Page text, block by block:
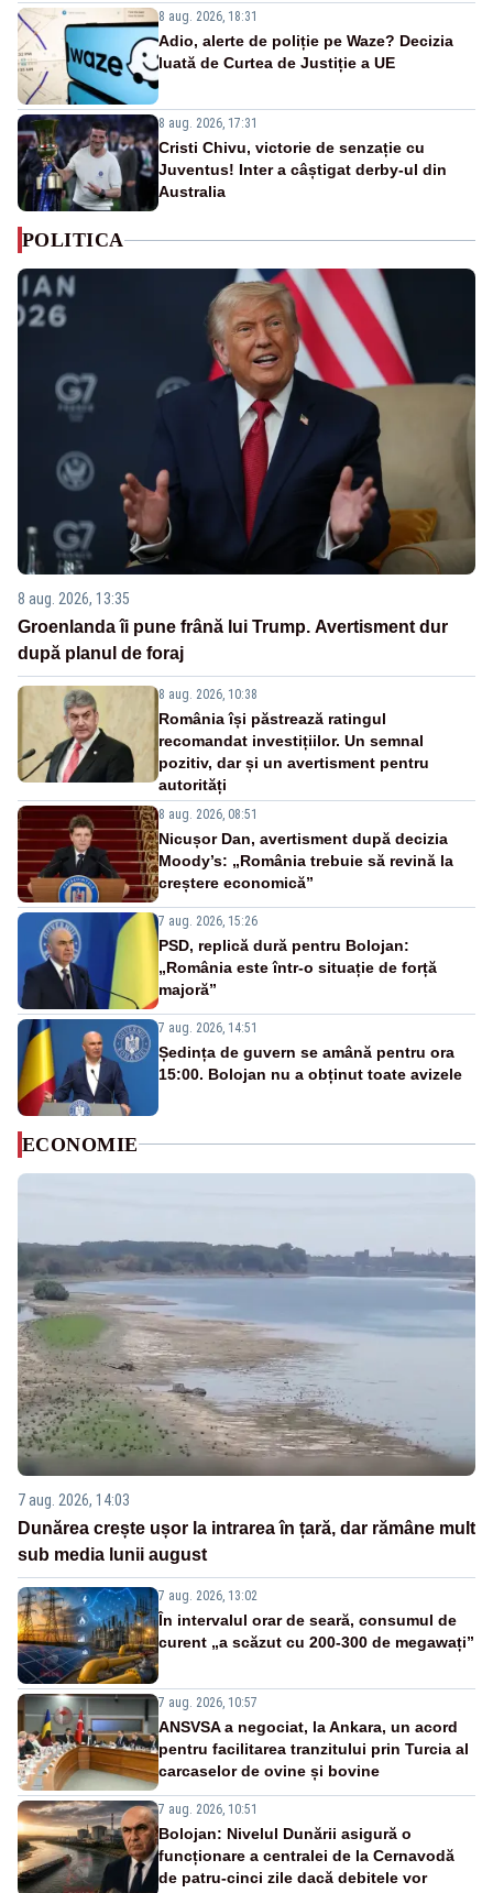
8 aug. 2026, 18:31
Adio, alerte de poliție pe Waze? Decizia
luată de Curtea de Justiție a UE
8 aug. 2026, 17:31
Cristi Chivu, victorie de senzație cu
Juventus! Inter a câștigat derby-ul din
Australia
POLITICA
8 aug. 2026, 13:35
Groenlanda îi pune frână lui Trump. Avertisment dur
după planul de foraj
8 aug. 2026, 10:38
România își păstrează ratingul
recomandat investițiilor. Un semnal
pozitiv, dar și un avertisment pentru
autorități
8 aug. 2026, 08:51
Nicușor Dan, avertisment după decizia
Moody’s: „România trebuie să revină la
creștere economică”
7 aug. 2026, 15:26
PSD, replică dură pentru Bolojan:
„România este într-o situație de forță
majoră”
7 aug. 2026, 14:51
Ședința de guvern se amână pentru ora
15:00. Bolojan nu a obținut toate avizele
ECONOMIE
7 aug. 2026, 14:03
Dunărea crește ușor la intrarea în țară, dar rămâne mult
sub media lunii august
7 aug. 2026, 13:02
În intervalul orar de seară, consumul de
curent „a scăzut cu 200-300 de megawați”
7 aug. 2026, 10:57
ANSVSA a negociat, la Ankara, un acord
pentru facilitarea tranzitului prin Turcia al
carcaselor de ovine și bovine
7 aug. 2026, 10:51
Bolojan: Nivelul Dunării asigură o
funcționare a centralei de la Cernavodă
de patru-cinci zile dacă debitele vor